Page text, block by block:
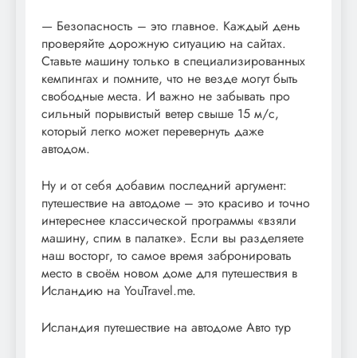
— Безопасность – это главное. Каждый день
проверяйте дорожную ситуацию на сайтах.
Ставьте машину только в специализированных
кемпингах и помните, что не везде могут быть
свободные места. И важно не забывать про
сильный порывистый ветер свыше 15 м/с,
который легко может перевернуть даже
автодом.
Ну и от себя добавим последний аргумент:
путешествие на автодоме – это красиво и точно
интереснее классической программы «взяли
машину, спим в палатке». Если вы разделяете
наш восторг, то самое время забронировать
место в своём новом доме для путешествия в
Исландию на YouTravel.me.
Исландия путешествие на автодоме Авто тур